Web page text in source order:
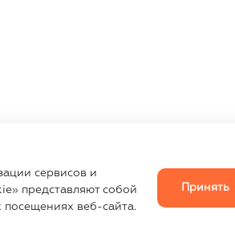
сервисов и
представляют собой
веб-сайта.
Принять